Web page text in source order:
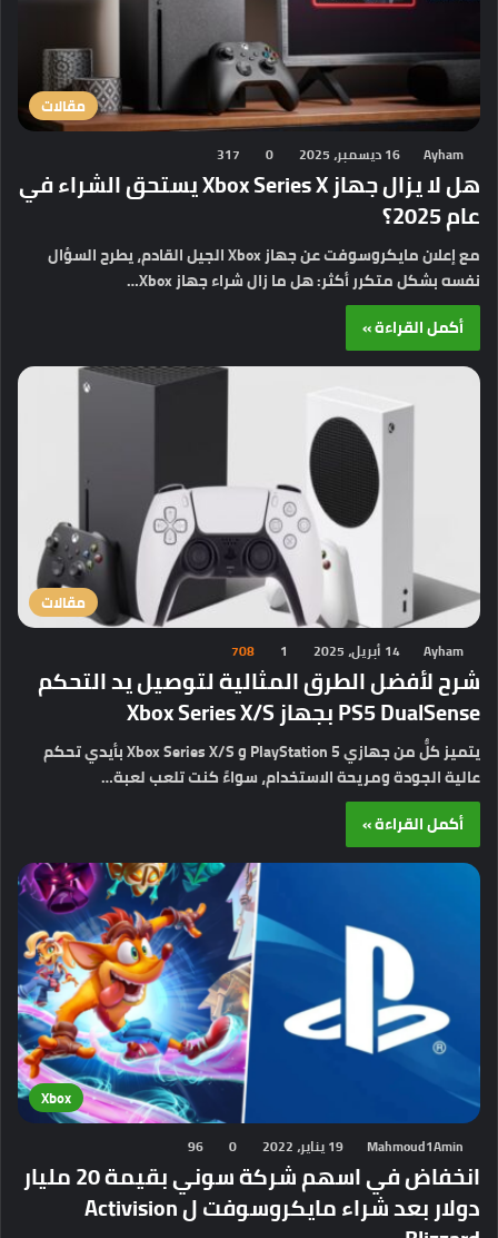
مقالات
Ayham 16 ديسمبر، 2025 0
317
هل لا يزال جهاز Xbox Series X يستحق الشراء في
عام 2025؟
مع إعلان مايكروسوفت عن جهاز Xbox الجيل القادم، يطرح السؤال
نفسه بشكل متكرر أكثر: هل ما زال شراء جهاز Xbox…
أكمل القراءة »
مقالات
Ayham 14 أبريل، 2025 1
708
شرح لأفضل الطرق المثالية لتوصيل يد التحكم
PS5 DualSense بجهاز Xbox Series X/S
يتميز كلٌّ من جهازي PlayStation 5 و Xbox Series X/S بأيدي تحكم
عالية الجودة ومريحة الاستخدام، سواءً كنت تلعب لعبة…
أكمل القراءة »
Xbox
Mahmoud1Amin 19 يناير، 2022 0
96
انخفاض في اسهم شركة سوني بقيمة 20 مليار
دولار بعد شراء مايكروسوفت ل Activision